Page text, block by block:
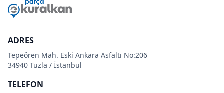
ADRES
Tepeören Mah. Eski Ankara Asfaltı No:206
34940 Tuzla / İstanbul
TELEFON